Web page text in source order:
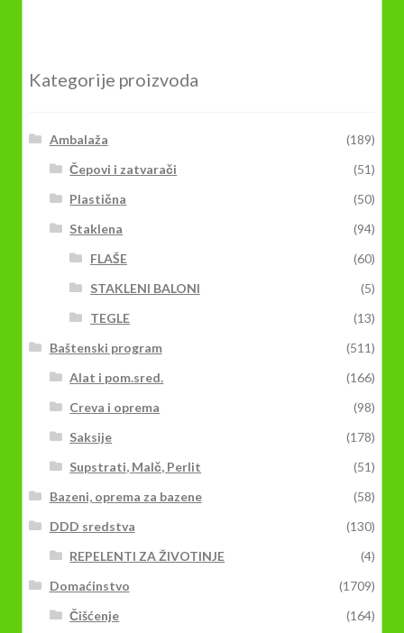
Kategorije proizvoda
Ambalaža
(189)
Čepovi i zatvarači
(51)
Plastična
(50)
Staklena
(94)
FLAŠE
(60)
STAKLENI BALONI
(5)
TEGLE
(13)
Baštenski program
(511)
Alat i pom.sred.
(166)
Creva i oprema
(98)
Saksije
(178)
Supstrati, Malč, Perlit
(51)
Bazeni, oprema za bazene
(58)
DDD sredstva
(130)
REPELENTI ZA ŽIVOTINJE
(4)
Domaćinstvo
(1709)
Čišćenje
(164)